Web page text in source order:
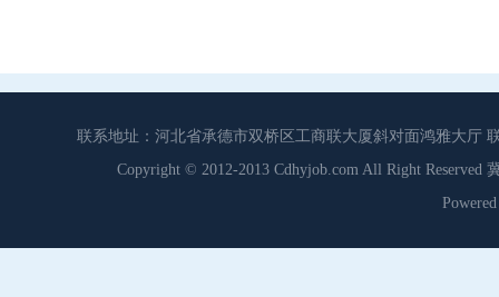
联系地址：河北省承德市双桥区工商联大厦斜对面鸿雅大厅
Copyright © 2012-2013 Cdhyjob.com All Right Reserved